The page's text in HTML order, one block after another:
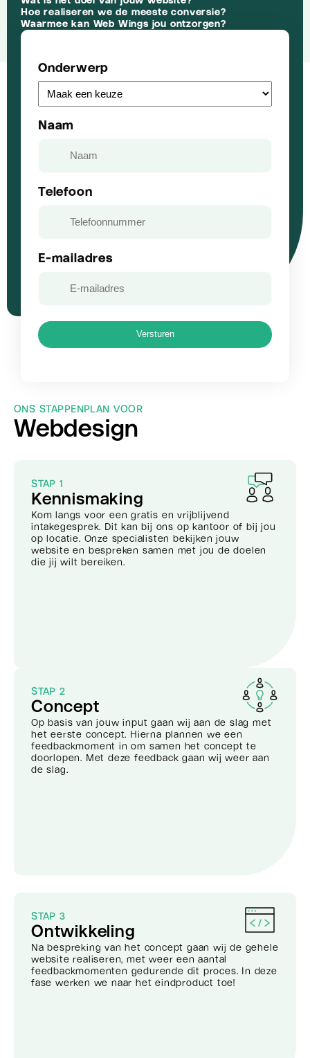
Hoe realiseren we de meeste conversie?
Waarmee kan Web Wings jou ontzorgen?
Onderwerp
Naam
Telefoon
E-mailadres
Versturen
ONS STAPPENPLAN VOOR
Webdesign
STAP 1
Kennismaking
Kom langs voor een gratis en vrijblijvend
intakegesprek. Dit kan bij ons op kantoor of bij jou
op locatie. Onze specialisten bekijken jouw
website en bespreken samen met jou de doelen
die jij wilt bereiken.
STAP 2
Concept
Op basis van jouw input gaan wij aan de slag met
het eerste concept. Hierna plannen we een
feedbackmoment in om samen het concept te
doorlopen. Met deze feedback gaan wij weer aan
de slag.
STAP 3
Ontwikkeling
Na bespreking van het concept gaan wij de gehele
website realiseren, met weer een aantal
feedbackmomenten gedurende dit proces. In deze
fase werken we naar het eindproduct toe!